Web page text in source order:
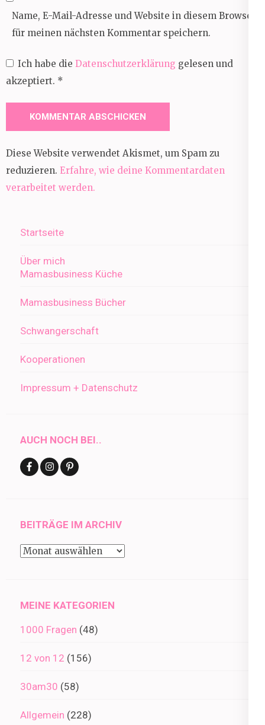
Name, E-Mail-Adresse und Website in diesem Browser
für meinen nächsten Kommentar speichern.
Ich habe die Datenschutzerklärung gelesen und
akzeptiert. *
Diese Website verwendet Akismet, um Spam zu
reduzieren. Erfahre, wie deine Kommentardaten
verarbeitet werden.
Startseite
Über mich
Mamasbusiness Küche
Mamasbusiness Bücher
Schwangerschaft
Kooperationen
Impressum + Datenschutz
AUCH NOCH BEI..
BEITRÄGE IM ARCHIV
Beiträge
MEINE KATEGORIEN
1000 Fragen (48)
12 von 12 (156)
30am30 (58)
Allgemein (228)